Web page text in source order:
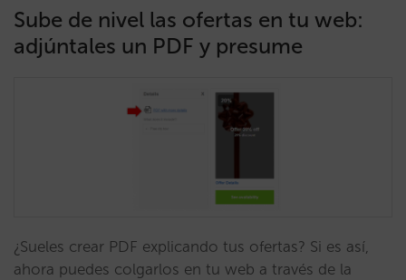
Sube de nivel las ofertas en tu web:
adjúntales un PDF y presume
¿Sueles crear PDF explicando tus ofertas? Si es así,
ahora puedes colgarlos en tu web a través de la